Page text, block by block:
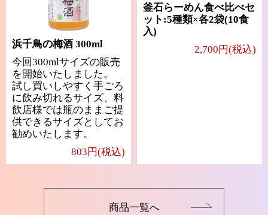
浜千鳥の梅酒 300ml
今回300mlサイズの販売
を開始いたしました。
試し買いしやすく手ごろ
に飲み切れるサイズ、料
飲店様では瓶のままご提
供できるサイズとしてお
勧めいたします。
803円(税込)
釜石らーめん食べ比べセ
ット:5種類×各2袋(10食
入)
2,700円(税込)
商品一覧へ